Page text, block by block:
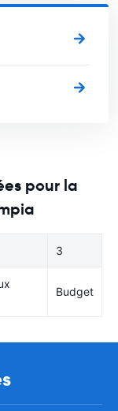
voiture.
pour la
3
Budget